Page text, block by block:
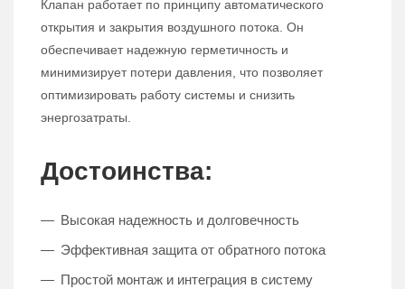
Клапан работает по принципу автоматического
открытия и закрытия воздушного потока. Он
обеспечивает надежную герметичность и
минимизирует потери давления, что позволяет
оптимизировать работу системы и снизить
энергозатраты.
Достоинства:
Высокая надежность и долговечность
Эффективная защита от обратного потока
Простой монтаж и интеграция в систему